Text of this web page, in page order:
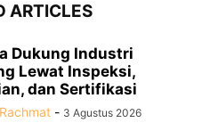
ARTICLES
Dukung Industri
Lewat Inspeksi,
dan Sertifikasi
- 3 Agustus 2026